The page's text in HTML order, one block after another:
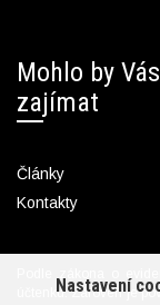
Nastavení
Mohlo by Vás
zajímat
Články
Kontakty
Podle zákona o
účtenku. Zároveň je